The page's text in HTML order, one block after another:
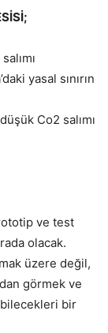
yasal sınırın
Co2 salımı
ve test
olacak.
üzere değil,
görmek ve
bir